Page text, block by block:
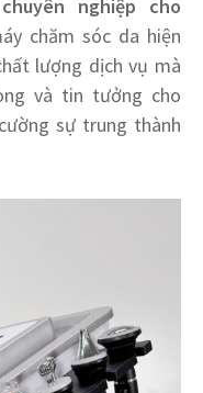
nghiệp cho
chăm sóc da hiện
lượng dịch vụ mà
và tin tưởng cho
sự trung thành